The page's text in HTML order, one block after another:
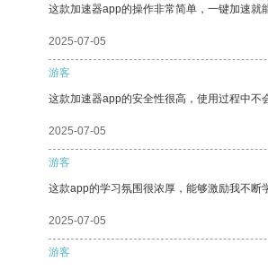
这款加速器app的操作非常简单，一键加速就
2025-07-05
游客
这款加速器app的安全性很高，使用过程中不
2025-07-05
游客
这款app的学习氛围很浓厚，能够激励我不断
2025-07-05
游客